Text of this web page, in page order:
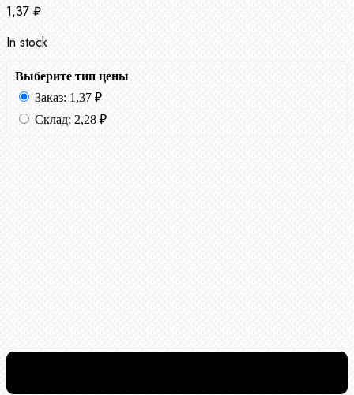
1,37 ₽
In stock
Выберите тип цены
Заказ: 1,37 ₽
Склад: 2,28 ₽